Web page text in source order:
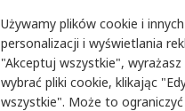
Używamy plików cookie i
personalizacji i wyświetlania
"Akceptuj wszystkie",
wybrać pliki cookie, klikając
wszystkie". Może to